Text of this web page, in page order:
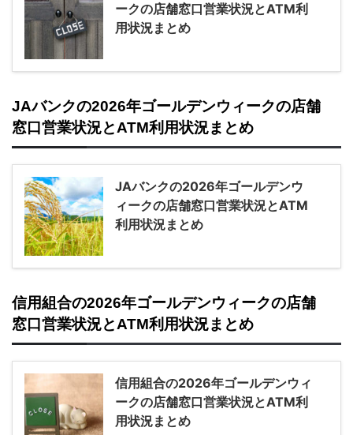
ークの店舗窓口営業状況とATM利
用状況まとめ
JAバンクの2026年ゴールデンウィークの店舗
窓口営業状況とATM利用状況まとめ
JAバンクの2026年ゴールデンウ
ィークの店舗窓口営業状況とATM
利用状況まとめ
信用組合の2026年ゴールデンウィークの店舗
窓口営業状況とATM利用状況まとめ
信用組合の2026年ゴールデンウィ
ークの店舗窓口営業状況とATM利
用状況まとめ